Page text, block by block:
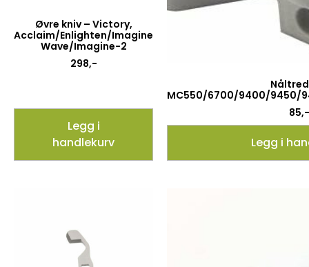
Øvre kniv – Victory,
Acclaim/Enlighten/Imagine
Wave/Imagine-2
298,-
Legg i
handlekurv
MC550/6700/9400/9450/
85,-
Legg i